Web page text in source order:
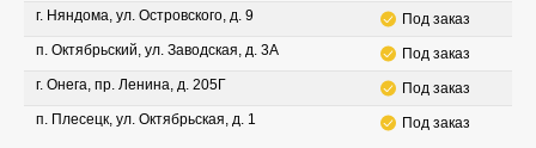
г. Няндома, ул. Островского, д. 9
Под заказ
п. Октябрьский, ул. Заводская, д. 3А
Под заказ
г. Онега, пр. Ленина, д. 205Г
Под заказ
п. Плесецк, ул. Октябрьская, д. 1
Под заказ